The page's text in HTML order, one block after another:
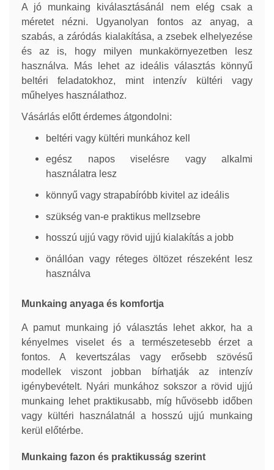
A jó munkaing kiválasztásánál nem elég csak a
méretet nézni. Ugyanolyan fontos az anyag, a
szabás, a záródás kialakítása, a zsebek elhelyezése
és az is, hogy milyen munkakörnyezetben lesz
használva. Más lehet az ideális választás könnyű
beltéri feladatokhoz, mint intenzív kültéri vagy
műhelyes használathoz.
Vásárlás előtt érdemes átgondolni:
beltéri vagy kültéri munkához kell
egész napos viselésre vagy alkalmi
használatra lesz
könnyű vagy strapabíróbb kivitel az ideális
szükség van-e praktikus mellzsebre
hosszú ujjú vagy rövid ujjú kialakítás a jobb
önállóan vagy réteges öltözet részeként lesz
használva
Munkaing anyaga és komfortja
A pamut munkaing jó választás lehet akkor, ha a
kényelmes viselet és a természetesebb érzet a
fontos. A kevertszálas vagy erősebb szövésű
modellek viszont jobban bírhatják az intenzív
igénybevételt. Nyári munkához sokszor a rövid ujjú
munkaing lehet praktikusabb, míg hűvösebb időben
vagy kültéri használatnál a hosszú ujjú munkaing
kerül előtérbe.
Munkaing fazon és praktikusság szerint